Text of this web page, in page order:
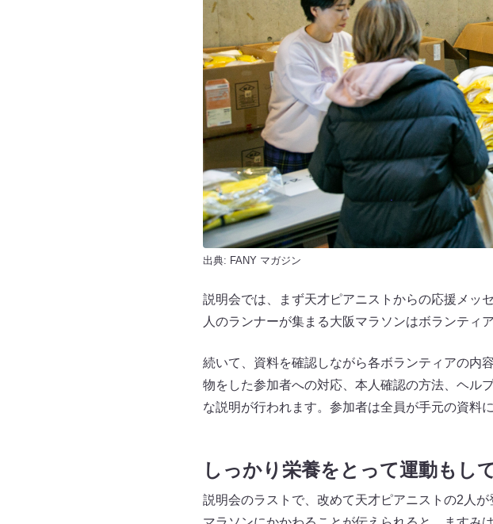
出典: FANY マガジン
説明会では、まず天才ピアニストからの応援メッ
人のランナーが集まる大阪マラソンはボランティ
続いて、資料を確認しながら各ボランティアの内
物をした参加者への対応、本人確認の方法、ヘル
な説明が行われます。参加者は全員が手元の資料
しっかり栄養をとって運動もし
説明会のラストで、改めて天才ピアニストの2人